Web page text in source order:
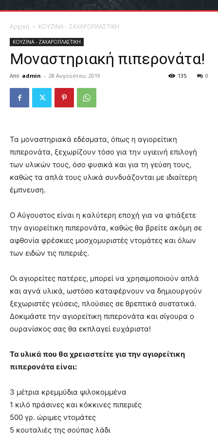
Αρχική ΚΟΥΖΙΝΑ - ΖΑΧΑΡΟΠΛΑΣΤΙΚΗ
ΚΟΥΖΙΝΑ - ΖΑΧΑΡΟΠΛΑΣΤΙΚΗ
Μοναστηριακή πιπερονάτα!
Από admin - 28 Αυγούστου, 2019 0
135
Τα μοναστηριακά εδέσματα, όπως η αγιορείτικη
πιπερονάτα, ξεχωρίζουν τόσο για την υγιεινή επιλογή
των υλικών τους, όσο φυσικά και για τη γεύση τους,
καθώς τα απλά τους υλικά συνδυάζονται με ιδιαίτερη
έμπνευση.
Ο Αύγουστος είναι η καλύτερη εποχή για να φτιάξετε
την αγιορείτικη πιπερονάτα, καθώς θα βρείτε ακόμη σε
αφθονία φρέσκιες μοσχομυριστές ντομάτες και όλων
των ειδών τις πιπεριές.
Οι αγιορείτες πατέρες, μπορεί να χρησιμοποιούν απλά
και αγνά υλικά, ωστόσο καταφέρνουν να δημιουργούν
ξεχωριστές γεύσεις, πλούσιες σε θρεπτικά συστατικά.
Δοκιμάστε την αγιορείτικη πιπερονάτα και σίγουρα ο
ουρανίσκος σας θα εκπλαγεί ευχάριστα!
Τα υλικά που θα χρειαστείτε για την αγιορείτικη
πιπερονάτα είναι:
3 μέτρια κρεμμύδια ψιλοκομμένα
1 κιλό πράσινες και κόκκινες πιπεριές
500 γρ. ώριμες ντομάτες
5 κουταλιές της σούπας λάδι